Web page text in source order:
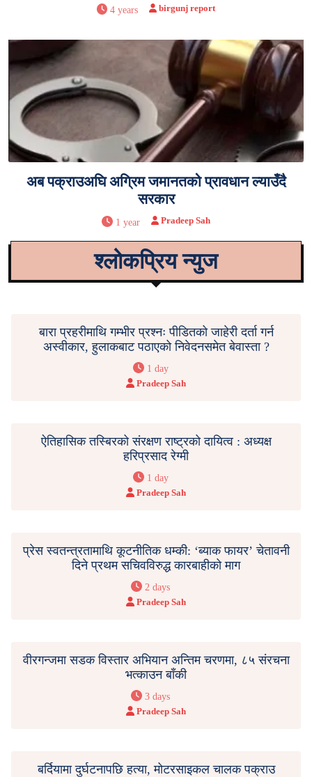
4 years birgunj report
अब पक्राउअघि अग्रिम जमानतको प्रावधान ल्याउँदै
सरकार
1 year Pradeep Sah
श्लोकप्रिय न्युज
बारा प्रहरीमाथि गम्भीर प्रश्नः पीडितको जाहेरी दर्ता गर्न
अस्वीकार, हुलाकबाट पठाएको निवेदनसमेत बेवास्ता ?
1 day
Pradeep Sah
ऐतिहासिक तस्बिरको संरक्षण राष्ट्रको दायित्व : अध्यक्ष
हरिप्रसाद रेग्मी
1 day
Pradeep Sah
प्रेस स्वतन्त्रतामाथि कूटनीतिक धम्की: ‘ब्याक फायर’ चेतावनी
दिने प्रथम सचिवविरुद्ध कारबाहीको माग
2 days
Pradeep Sah
वीरगन्जमा सडक विस्तार अभियान अन्तिम चरणमा, ८५ संरचना
भत्काउन बाँकी
3 days
Pradeep Sah
बर्दियामा दुर्घटनापछि हत्या, मोटरसाइकल चालक पक्राउ